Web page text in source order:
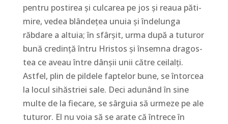
pentru postirea și cul­carea pe jos și reaua pă­ti­
mire, vedea blândețea unuia și în­de­lunga
răbdare a altuia; în sfârșit, urma după a tuturor
bună cre­dință întru Hristos și însemna dra­gos­
tea ce aveau între dânșii unii către cei­lalți.
Astfel, plin de pildele faptelor bune, se întorcea
la lo­cul sihăs­triei sale. Deci adunând în sine
multe de la fie­ca­re, se sâr­guia să urmeze pe ale
tuturor. El nu voia să se arate că întrece în